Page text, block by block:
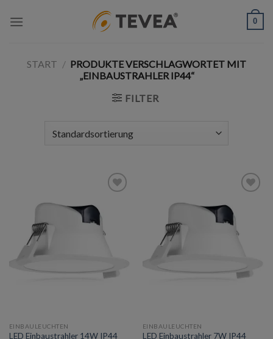
0
START / PRODUKTE VERSCHLAGWORTET MIT
„EINBAUSTRAHLER IP44“
FILTER
wishlist
EINBAULEUCHTEN
LED Einbaustrahler 14W IP44
wishlist
EINBAULEUCHTEN
LED Einbaustrahler 7W IP44